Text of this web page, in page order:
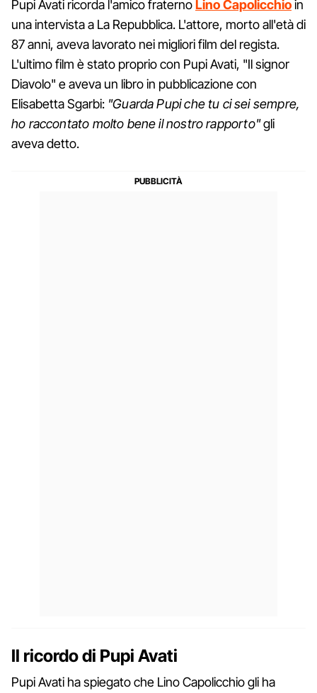
Pupi Avati ricorda l'amico fraternoLino Capolicchioin
una intervista a La Repubblica. L'attore, morto all'età di
87 anni, aveva lavorato nei migliori film del regista.
L'ultimo film è stato proprio con Pupi Avati, "Il signor
Diavolo" e aveva un libro in pubblicazione con
Elisabetta Sgarbi: "Guarda Pupi che tu ci sei sempre,
ho raccontato molto bene il nostro rapporto"gli
aveva detto.
Il ricordo di Pupi Avati
Pupi Avati ha spiegato che Lino Capolicchio gli ha